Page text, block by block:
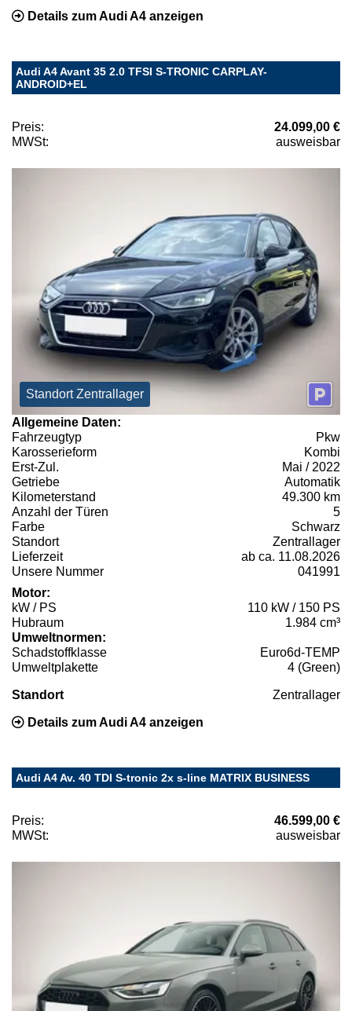
Details zum Audi A4 anzeigen
Audi A4 Avant 35 2.0 TFSI S-TRONIC CARPLAY-
ANDROID+EL
Preis:
24.099,00 €
MWSt:
ausweisbar
Standort Zentrallager
Allgemeine Daten:
Fahrzeugtyp
Pkw
Karosserieform
Kombi
Erst-Zul.
Mai / 2022
Getriebe
Automatik
Kilometerstand
49.300 km
Anzahl der Türen
5
Farbe
Schwarz
Standort
Zentrallager
Lieferzeit
ab ca. 11.08.2026
Unsere Nummer
041991
Motor:
kW / PS
110 kW / 150 PS
Hubraum
1.984 cm³
Umweltnormen:
Schadstoffklasse
Euro6d-TEMP
Umweltplakette
4 (Green)
Standort Zentrallager
Details zum Audi A4 anzeigen
Audi A4 Av. 40 TDI S-tronic 2x s-line MATRIX BUSINESS
Preis:
46.599,00 €
MWSt:
ausweisbar